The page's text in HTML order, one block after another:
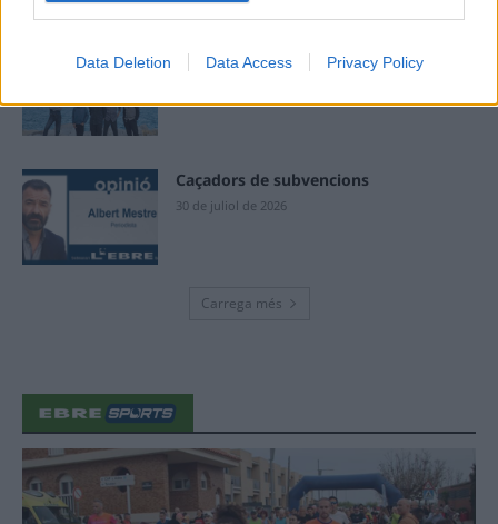
Data Deletion Data Access Privacy Policy
Blaumut lidera el cartell musical de les
Festes
Caçadors de subvencions
30 de juliol de 2026
Carrega més